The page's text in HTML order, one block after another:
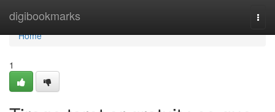
digibookmarks
Home
Home
1